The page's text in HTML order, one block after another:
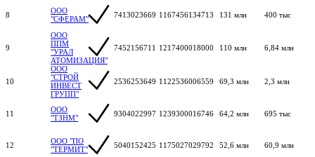
8
ООО
"СФЕРАМ"
7413023669 1167456134713 131 млн 400 тыс
9
ООО
ППМ
"УРАЛ
АТОМИЗАЦИЯ"
7452156711 1217400018000 110 млн 6,84 млн
10
ООО
"СТРОЙ
ИНВЕСТ
ГРУПП"
2536253649 1122536006559 69,3 млн 2,3 млн
11
ООО
"ТЗНМ"
9304022997 1239300016746 64,2 млн 695 тыс
12
ООО "ПО
"ТЕРМИТ"
5040152425 1175027029792 52,6 млн 60,9 млн